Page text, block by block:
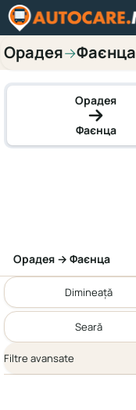
Орадея→Фаєнца
Орадея
Фаєнца
Орадея → Фаєнца
Dimineață
Seară
Filtre avansate